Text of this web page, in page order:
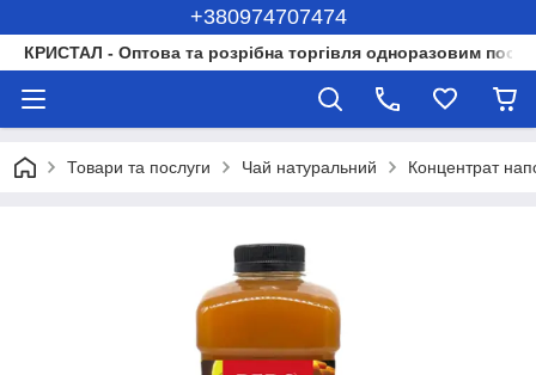
+380974707474
КРИСТАЛ - Оптова та розрібна торгівля одноразовим
Товари та послуги Чай натуральний Концентрат